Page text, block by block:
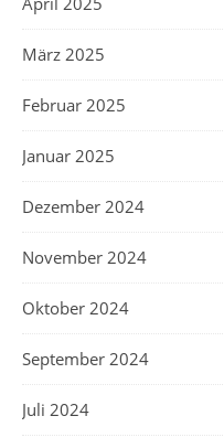
März 2025
Februar 2025
Januar 2025
Dezember 2024
November 2024
Oktober 2024
September 2024
Juli 2024